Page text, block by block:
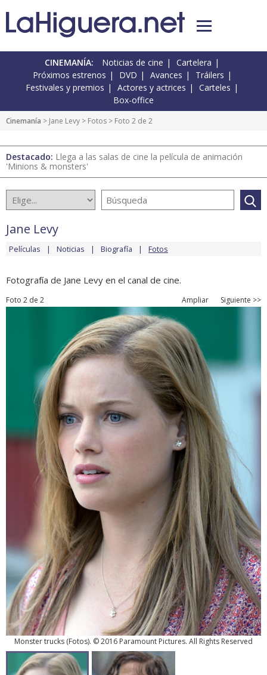
CINEMANÍA: Noticias de cine
Cartelera
Próximos estrenos
DVD Avances
Tráilers
Festivales y premios
Actores y actrices
Carteles
Box-office
Cinemanía > Jane Levy > Fotos > Foto 2 de 2
Destacado: Llega a las salas de cine la película de animación
'Minions & monsters'
Jane Levy
Películas Noticias Biografía Fotos
Fotografía de Jane Levy en el canal de cine.
Foto 2 de 2 Ampliar Siguiente >>
Monster trucks (Fotos). © 2016 Paramount Pictures. All Rights Reserved